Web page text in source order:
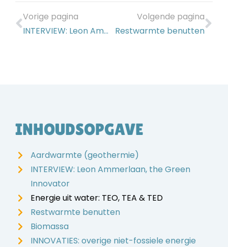
Vorige pagina
INTERVIEW: Leon Ammerlaan, the Green Innovator
Volgende pagina
Restwarmte benutten
INHOUDSOPGAVE
Aardwarmte (geothermie)
INTERVIEW: Leon Ammerlaan, the Green
Innovator
Energie uit water: TEO, TEA & TED
Restwarmte benutten
Biomassa
INNOVATIES: overige niet-fossiele energie